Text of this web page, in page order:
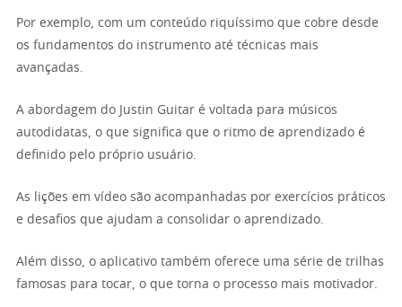
Por exemplo, com um conteúdo riquíssimo que cobre desde
os fundamentos do instrumento até técnicas mais
avançadas.
A abordagem do Justin Guitar é voltada para músicos
autodidatas, o que significa que o ritmo de aprendizado é
definido pelo próprio usuário.
As lições em vídeo são acompanhadas por exercícios práticos
e desafios que ajudam a consolidar o aprendizado.
Além disso, o aplicativo também oferece uma série de trilhas
famosas para tocar, o que torna o processo mais motivador.